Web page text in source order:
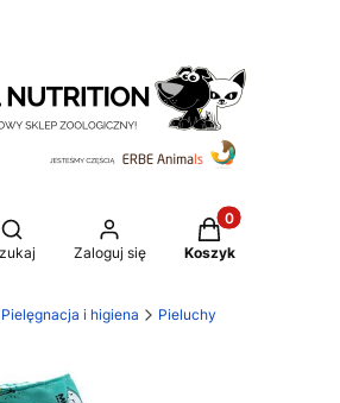
Otwórz wyszukiwarkę
Zaloguj się
Produkty w
Koszyk
Pielęgnacja i higiena Pieluchy